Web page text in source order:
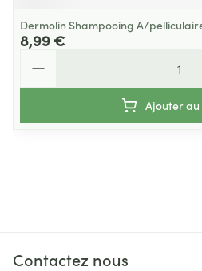
Dermolin Shampooing A/
8,99 €
Ajouter
Contactez nous